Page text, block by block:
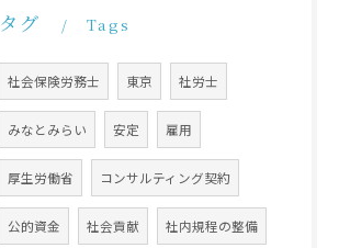
タグ Tags
社会保険労務士 東京 社労士
みなとみらい 安定 雇用
厚生労働省 コンサルティング契約
公的資金 社会貢献 社内規程の整備